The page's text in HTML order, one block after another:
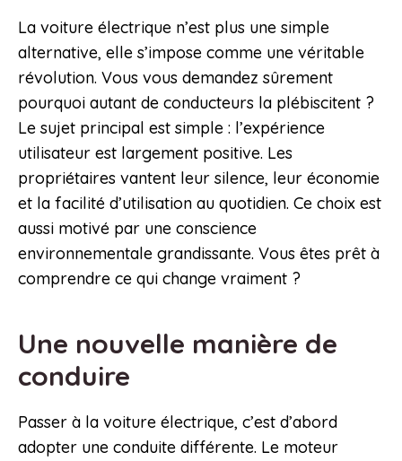
La voiture électrique n’est plus une simple
alternative, elle s’impose comme une véritable
révolution. Vous vous demandez sûrement
pourquoi autant de conducteurs la plébiscitent ?
Le sujet principal est simple : l’expérience
utilisateur est largement positive. Les
propriétaires vantent leur silence, leur économie
et la facilité d’utilisation au quotidien. Ce choix est
aussi motivé par une conscience
environnementale grandissante. Vous êtes prêt à
comprendre ce qui change vraiment ?
Une nouvelle manière de
conduire
Passer à la voiture électrique, c’est d’abord
adopter une conduite différente. Le moteur